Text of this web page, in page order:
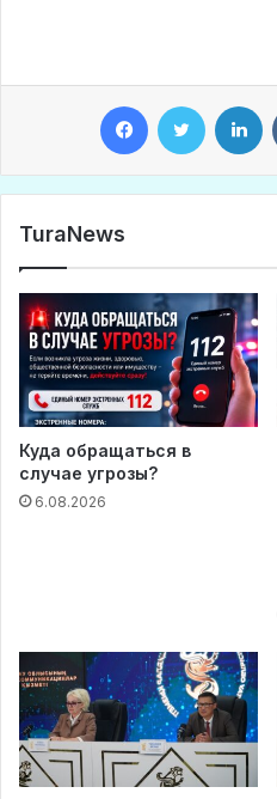
TuraNews
Куда обращаться в
случае угрозы?
6.08.2026